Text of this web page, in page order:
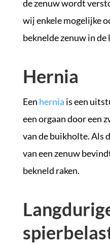
de zenuw wordt
wij enkele mogelijke
beknelde zenuw in de
Hernia
Een hernia is een
een orgaan door een
van de buikholte. Als
van een zenuw
bekneld raken.